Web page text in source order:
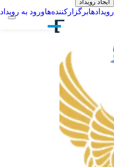
ایجاد رویداد
رویدادهابرگزارکننده‌هاورود به رویداد